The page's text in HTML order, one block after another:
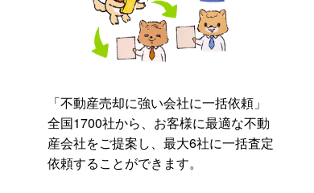
「不動産売却に強い会社に一括依頼」
全国1700社から、お客様に最適な不動
産会社をご提案し、最大6社に一括査定
依頼することができます。